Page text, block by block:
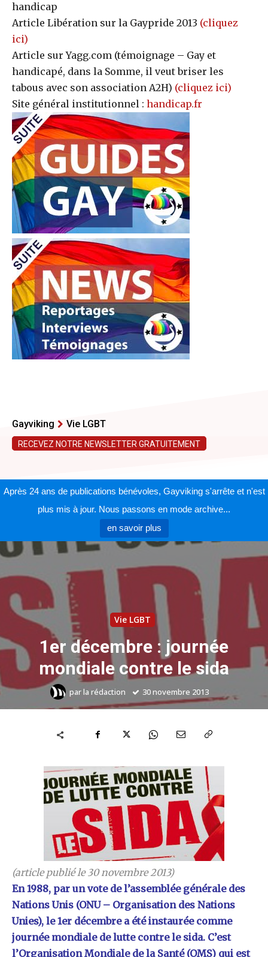
handicap
Article Libération sur la Gaypride 2013 (cliquez
ici)
Article sur Yagg.com (témoignage – Gay et
handicapé, dans la Somme, il veut briser les
tabous avec son association A2H) (cliquez ici)
Site général institutionnel : handicap.fr
Gayviking Vie LGBT
RECEVEZ NOTRE NEWSLETTER GRATUITEMENT